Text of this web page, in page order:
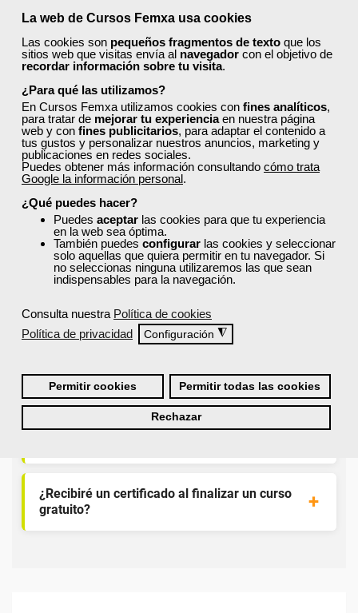
La web de Cursos Femxa usa cookies
Las cookies son pequeños fragmentos de texto que los
sitios web que visitas envía al navegador con el objetivo de
recordar información sobre tu visita.
¿Para qué las utilizamos?
En Cursos Femxa utilizamos cookies con fines analíticos,
para tratar de mejorar tu experienciaen nuestra página
web y con fines publicitarios, para adaptar el contenido a
tus gustos y personalizar nuestros anuncios, marketing y
publicaciones en redes sociales.
Puedes obtener más información consultando cómo trata
Google la información personal.
¿Qué puedes hacer?
Puedes aceptar las cookies para que tu experiencia
en la web sea óptima.
También puedes configurar las cookies y seleccionar
solo aquellas que quiera permitir en tu navegador. Si
no seleccionas ninguna utilizaremos las que sean
indispensables para la navegación.
Consulta nuestra Política de cookies
Política de privacidad
Configuración ◮
Permitir cookies Permitir todas las cookies
Rechazar
Preguntas frecuentes sobre la
formación de Femxa
Resolvemos las dudas más habituales sobre nuestra
formación, metodología, equipo docente y ventajas
para el alumnado.
¿Qué nos hace diferentes de la
competencia?
¿Por qué solicitar plaza en Femxa cuando se
puede hacer directamente desde el SEPE?
los cursos de Femxa?
temario actualizado?
¿Qué ofrece Femxa al alumno una vez
¿Recibiré un certificado al finalizar un curso
gratuito?